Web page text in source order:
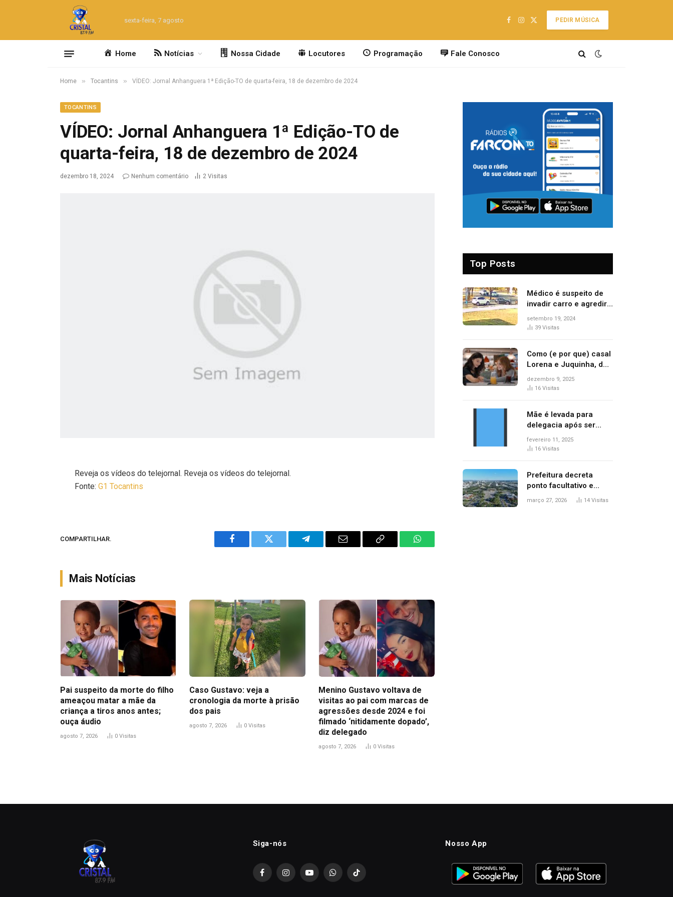
sexta-feira, 7 agosto
Facebook
Instagram
X
PEDIR MÚSICA
Home Notícias Nossa Cidade Locutores Programação Fale Conosco
Home » Tocantins » VÍDEO: Jornal Anhanguera 1ª Edição-TO de quarta-feira, 18 de dezembro de 2024
TOCANTINS
VÍDEO: Jornal Anhanguera 1ª Edição-TO de
quarta-feira, 18 de dezembro de 2024
dezembro 18, 2024 Nenhum comentário 2 Visitas
Reveja os vídeos do telejornal. Reveja os vídeos do telejornal.
Fonte:G1 Tocantins
COMPARTILHAR.
Facebook Twitter Telegram Email
Copy
WhatsApp
Mais Notícias
Pai suspeito da morte do filho
ameaçou matar a mãe da
criança a tiros anos antes;
ouça áudio
agosto 7, 2026 0 Visitas
Caso Gustavo: veja a
cronologia da morte à prisão
dos pais
agosto 7, 2026 0 Visitas
Menino Gustavo voltava de
visitas ao pai com marcas de
agressões desde 2024 e foi
filmado ‘nitidamente dopado’,
diz delegado
agosto 7, 2026 0 Visitas
Top Posts
Médico é suspeito de
invadir carro e agredir
delegado aposentado
durante confusão no
setembro 19, 2024
39 Visitas
Como (e por que) casal
Lorena e Juquinha, de
‘Três Graças’, ganhou
repercussão
dezembro 9, 2025
16 Visitas
Mãe é levada para
delegacia após ser
denunciada por maus-
tratos contra dois
fevereiro 11, 2025
16 Visitas
Prefeitura decreta
ponto facultativo e
servidores públicos
março 27, 2026 14 Visitas
Siga-nós
FacebookInstagramYouTubeWhatsAppTikTok
Nosso App